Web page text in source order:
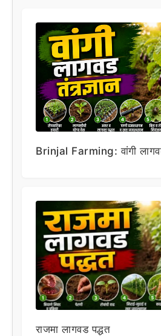
Brinjal Farming: वांगी
राजमा लागवड पद्धत